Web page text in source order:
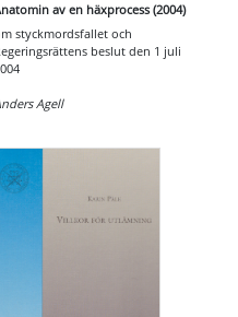
av en häxprocess (2004)
styckmordsfallet och
beslut den 1 juli
Agell